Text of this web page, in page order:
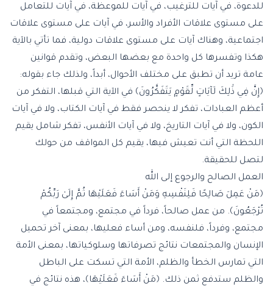
للدعوة، في آيات للترغيب، في آيات للموعظة، في آيات للتعامل
على مستوى علاقات الأفراد والأسر، في آيات على مستوى علاقات
اجتماعية، وهناك آيات على مستوى علاقات دولية، فما تأتي بالآية
هكذا وتفسرها كل واحدة مع بعضها البعض، وتقدم قوانين
عامة تريد أن تطبق على مختلف الأحوال، أبداً، ولذلك جاء بقوله:
﴿إِنَّ فِي ذَٰلِكَ لَآيَاتٍ لِّقَوْمٍ يَتَفَكَّرُونَ﴾ في الآية التي قبلها، التفكر من
أعظم العبادات، تفكر لا ينحصر فقط في آيات الكتاب، ولا في آيات
الكون، ولا في آيات التاريخ، ولا في آيات الأنفس، تفكر شامل يقيم
اللحظة التي أنت تعيش فيها، يقيم كل المواقف من حولك
لتصل للحقيقة.
العمل الصالح والرجوع إلى الله
﴿مَنْ عَمِلَ صَالِحًا فَلِنَفْسِهِ وَمَنْ أَسَاءَ فَعَلَيْهَا ثُمَّ إِلَىٰ رَبِّكُمْ
تُرْجَعُونَ﴾. من عمل صالحاً، فرداً في مجتمع، ومجتمعاً في
مجتمع، وفرداً، فلنفسه، ومن أساء فعليها، بمعنى آخر تحميل
الإنسان والمجتمعات نتائج تصرفاتها وسلوكياتها، بمعنى الأمة
التي تمارس الخطأ والظلم، الأمة التي تسكت على الباطل
والظلم ستدفع ثمن ذلك. ﴿مَنْ أَسَاءَ فَعَلَيْهَا﴾، هذه نتائج في